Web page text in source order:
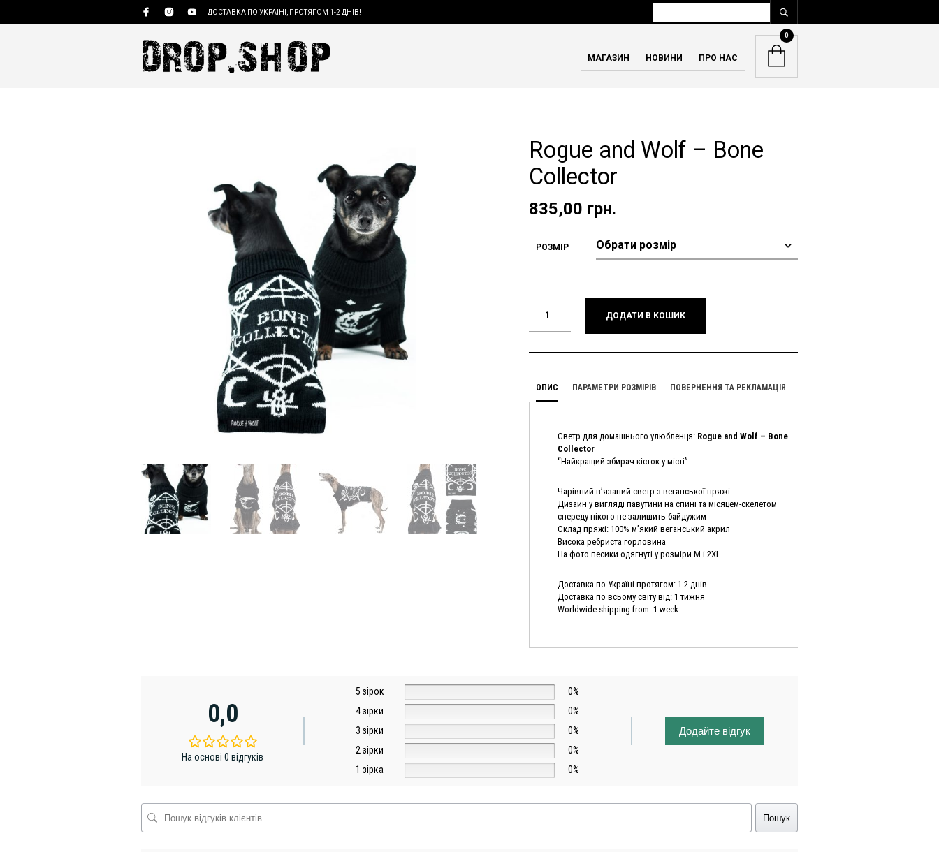
ДОСТАВКА ПО УКРАЇНІ, ПРОТЯГОМ 1-2 ДНІВ!
МАГАЗИН НОВИНИ ПРО НАС
0
Rogue and Wolf – Bone
Collector
835,00 грн.
РОЗМІР
ДОДАТИ В КОШИК
ОПИС ПАРАМЕТРИ РОЗМІРІВ ПОВЕРНЕННЯ ТА РЕКЛАМАЦІЯ
Светр для домашнього улюбленця: Rogue and Wolf – Bone
Collector
“Найкращий збирач кісток у місті”
Чарівний в’язаний светр з веганської пряжі
Дизайн у вигляді павутини на спині та місяцем-скелетом
спереду нікого не залишить байдужим
Склад пряжі: 100% м’який веганський акрил
Висока ребриста горловина
На фото песики одягнуті у розміри M і 2XL
Доставка по Україні протягом: 1-2 днів
Доставка по всьому світу від: 1 тижня
Worldwide shipping from: 1 week
0,0
На основі 0 відгуків
5 зірок
0%
4 зірки
0%
3 зірки
0%
2 зірки
0%
1 зірка
0%
Додайте відгук
Пошук